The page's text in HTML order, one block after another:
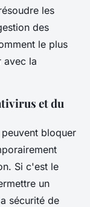
les
des
le plus
avec la
et du
peuvent bloquer
Si c'est le
un
sécurité de